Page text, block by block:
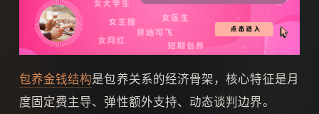
包养金钱结构是包养关系的经济骨架，核心特征是月
度固定费主导、弹性额外支持、动态谈判边界。